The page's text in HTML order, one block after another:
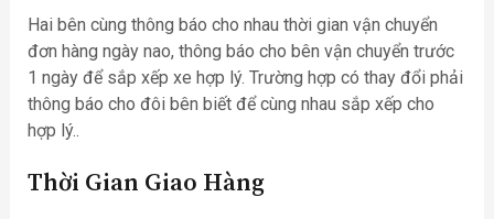
Hai bên cùng thông báo cho nhau thời gian vận chuyển
đơn hàng ngày nao, thông báo cho bên vận chuyển trước
1 ngày để sắp xếp xe hợp lý. Trường hợp có thay đổi phải
thông báo cho đôi bên biết để cùng nhau sắp xếp cho
hợp lý..
Thời Gian Giao Hàng